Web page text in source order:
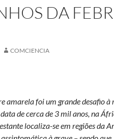
DA
COMCIENCIA
amarela foi um grande desafio
de cerca de 3 mil anos, na
localiza-se em regiões da